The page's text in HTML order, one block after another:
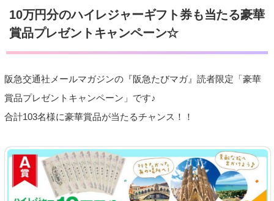
10万円分のハイレジャーギフト券も当たる豪華
賞品プレゼントキャンペーン☆
阪急交通社メールマガジンの『阪急たびマガ』読者限定「豪華
賞品プレゼントキャンペーン」です♪
合計103名様に豪華賞品が当たるチャンス！！